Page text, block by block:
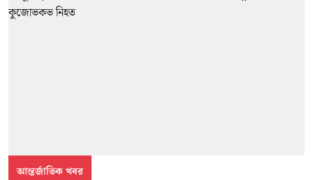
আন্তর্জাতিক খবর